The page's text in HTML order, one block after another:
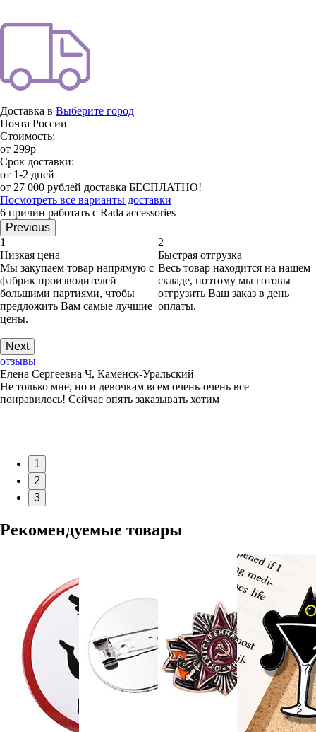
Доставка в Выберите город
Почта России
Стоимость:
от 299р
Срок доставки:
от 1-2 дней
от 27 000 рублей доставка БЕСПЛАТНО!
Посмотреть все варианты доставки
6 причин работать с Rada accessories
Previous
1
Низкая цена
Мы закупаем товар напрямую с
фабрик производителей
большими партиями, чтобы
предложить Вам самые лучшие
цены.
2
Быстрая отгрузка
Весь товар находится на нашем
складе, поэтому мы готовы
отгрузить Ваш заказ в день
оплаты.
Next
отзывы
Елена Сергеевна Ч, Каменск-Уральский
Не только мне, но и девочкам всем очень-очень все
понравилось! Сейчас опять заказывать хотим
1
2
3
Рекомендуемые товары